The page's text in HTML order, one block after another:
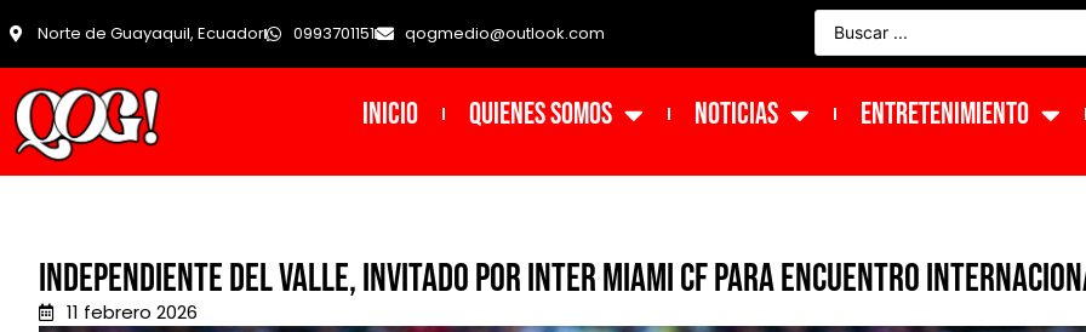
Norte de Guayaquil, Ecuador 0993701151 qogmedio@outlook.com
INICIO Quienes Somos NOTICIAS ENTRETENIMIENTO
Independiente del Valle, invitado por Inter Miami CF para encuentro
11 febrero 2026